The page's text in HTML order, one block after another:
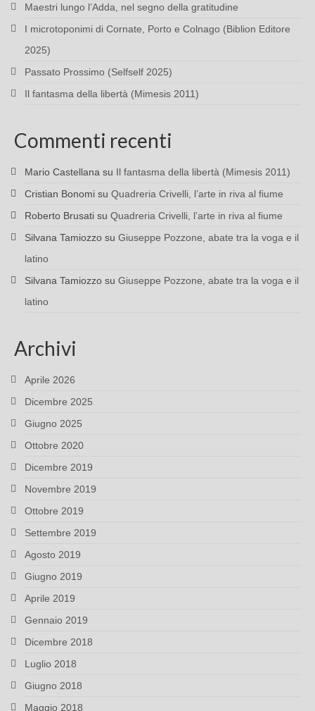
Maestri lungo l’Adda, nel segno della gratitudine
I microtoponimi di Cornate, Porto e Colnago (Biblion Editore
2025)
Passato Prossimo (Selfself 2025)
Il fantasma della libertà (Mimesis 2011)
Commenti recenti
Mario Castellana su Il fantasma della libertà (Mimesis 2011)
Cristian Bonomi su Quadreria Crivelli, l’arte in riva al fiume
Roberto Brusati su Quadreria Crivelli, l’arte in riva al fiume
Silvana Tamiozzo su Giuseppe Pozzone, abate tra la voga e il
latino
Silvana Tamiozzo su Giuseppe Pozzone, abate tra la voga e il
latino
Archivi
Aprile 2026
Dicembre 2025
Giugno 2025
Ottobre 2020
Dicembre 2019
Novembre 2019
Ottobre 2019
Settembre 2019
Agosto 2019
Giugno 2019
Aprile 2019
Gennaio 2019
Dicembre 2018
Luglio 2018
Giugno 2018
Maggio 2018